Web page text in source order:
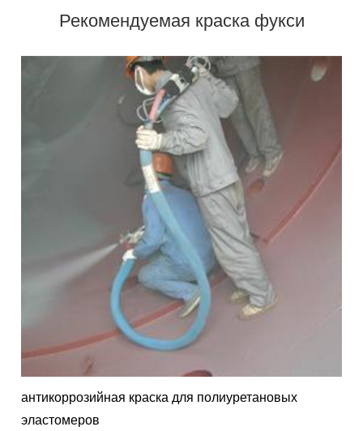
Рекомендуемая краска фукси
антикоррозийная краска для полиуретановых
эластомеров